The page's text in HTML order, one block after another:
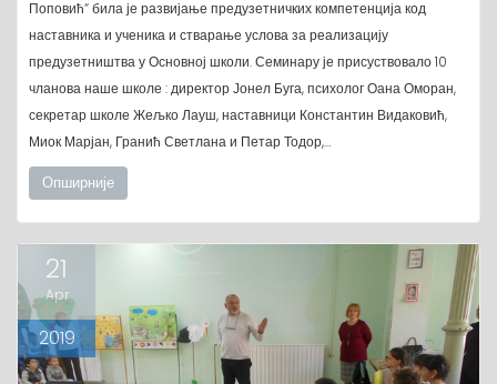
Поповић“ била је развијање предузетничких компетенција код
наставника и ученика и стварање услова за реализацију
предузетништва у Основној школи. Семинару је присуствовало 10
чланова наше школе : директор Јонел Буга, психолог Оана Оморан,
секретар школе Жељко Лауш, наставници Константин Видаковић,
Миок Марјан, Гранић Светлана и Петар Тодор,…
Опширније
21
Apr
2019